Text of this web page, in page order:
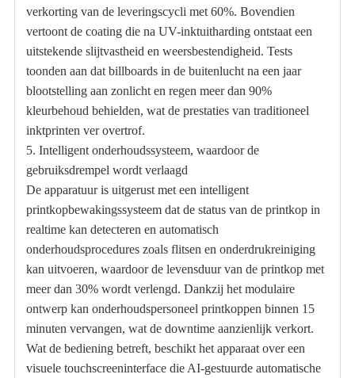
verkorting van de leveringscycli met 60%. Bovendien
vertoont de coating die na UV-inktuitharding ontstaat een
uitstekende slijtvastheid en weersbestendigheid. Tests
toonden aan dat billboards in de buitenlucht na een jaar
blootstelling aan zonlicht en regen meer dan 90%
kleurbehoud behielden, wat de prestaties van traditioneel
inktprinten ver overtrof.
5. Intelligent onderhoudssysteem, waardoor de
gebruiksdrempel wordt verlaagd
De apparatuur is uitgerust met een intelligent
printkopbewakingssysteem dat de status van de printkop in
realtime kan detecteren en automatisch
onderhoudsprocedures zoals flitsen en onderdrukreiniging
kan uitvoeren, waardoor de levensduur van de printkop met
meer dan 30% wordt verlengd. Dankzij het modulaire
ontwerp kan onderhoudspersoneel printkoppen binnen 15
minuten vervangen, wat de downtime aanzienlijk verkort.
Wat de bediening betreft, beschikt het apparaat over een
visuele touchscreeninterface die AI-gestuurde automatische